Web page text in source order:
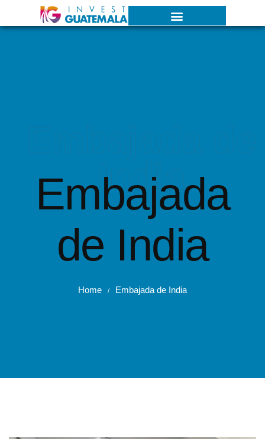
India
Embajada
de India
Home / Embajada de India